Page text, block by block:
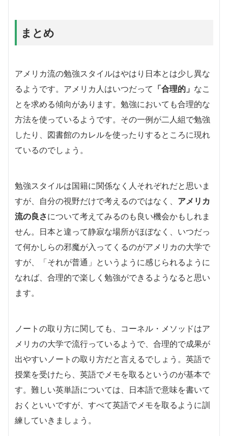
まとめ
アメリカ流の勉強スタイルはやはり日本とは少し異な
るようです。アメリカ人はいつだって 「合理的」 なこ
とを求める傾向があります。勉強においても合理的な
方法を使っているようです。その一例が二人組で勉強
したり、図書館のカレルを使ったりするところに現れ
ているのでしょう。
勉強スタイルは国籍に関係なく人それぞれだと思いま
すが、自分の視野だけで考えるのではなく、 アメリカ
流の良さについて考えてみるのも良い機会かもしれま
せん。日本と違って静寂な場所がほぼなく、いつだっ
て何かしらの邪魔が入ってくるのがアメリカの大学で
すが、「それが普通」というように感じられるように
なれば、合理的で楽しく勉強ができるようなると思い
ます。
ノートの取り方に関しても、コーネル・メソッドはア
メリカの大学で流行っているようで、合理的で成果が
出やすいノートの取り方だと言えるでしょう。英語で
授業を受けたら、英語でメモを取るというのが基本で
す。難しい英単語については、日本語で意味を書いて
おくといいですが、すべて英語でメモを取るように訓
練していきましょう。